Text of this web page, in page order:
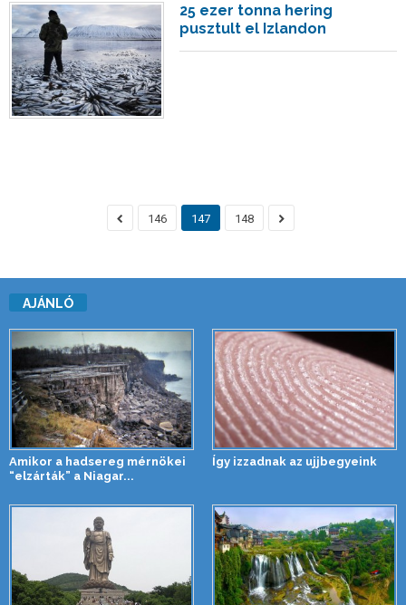
25 ezer tonna hering
pusztult el Izlandon
146 147 148
AJÁNLÓ
Amikor a hadsereg mérnökei
“elzárták” a Niagar...
Így izzadnak az ujjbegyeink